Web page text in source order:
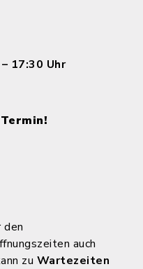
17:30 Uhr
auch
zu Wartezeiten